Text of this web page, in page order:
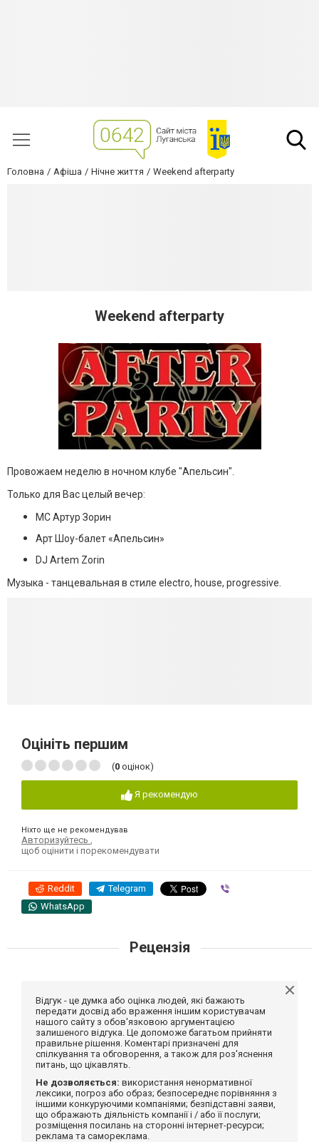
Головна Афіша Нічне життя Weekend afterparty
Weekend afterparty
Провожаем неделю в ночном клубе "Апельсин".
Только для Вас целый вечер:
MC Артур Зорин
Арт Шоу-балет «Апельсин»
DJ Artem Zorin
Музыка - танцевальная в стиле electro, house, progressive.
Оцініть першим
(0 оцінок)
Я рекомендую
Ніхто ще не рекомендував
Авторизуйтесь
щоб оцінити і порекомендувати
Reddit Telegram
WhatsApp
Рецензія
Відгук - це думка або оцінка людей, які бажають
передати досвід або враження іншим користувачам
нашого сайту з обов'язковою аргументацією
залишеного відгука. Це допоможе багатьом прийняти
правильне рішення. Коментарі призначені для
спілкування та обговорення, а також для роз'яснення
питань, що цікавлять.
Не дозволяється: використання ненормативної
лексики, погроз або образ; безпосереднє порівняння з
іншими конкуруючими компаніями; безпідставні заяви,
що ображають діяльність компанії і / або її послуги;
розміщення посилань на сторонні інтернет-ресурси;
реклама та самореклама.